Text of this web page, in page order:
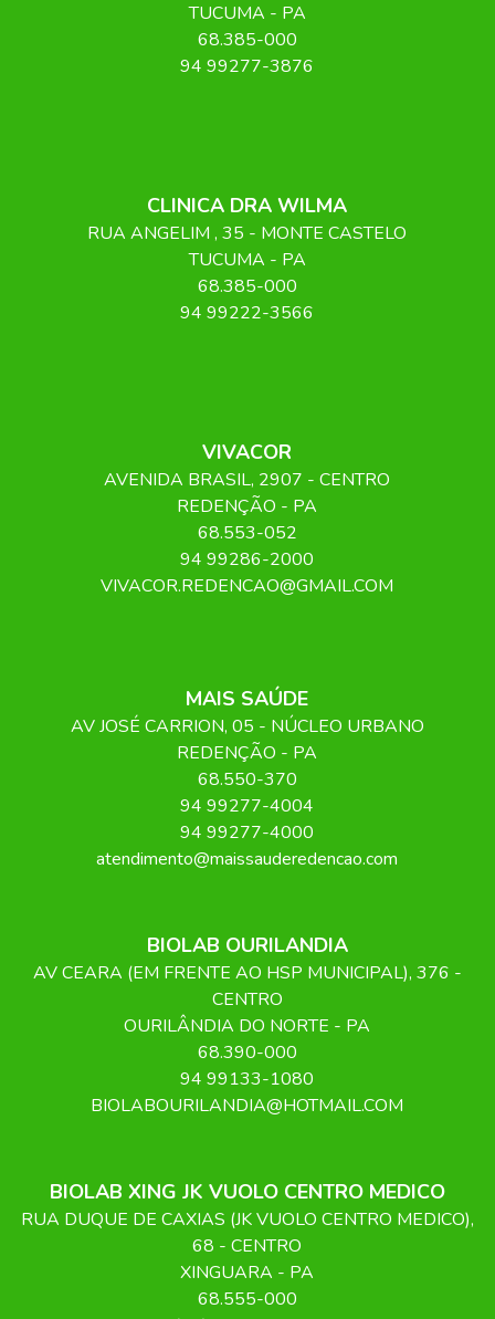
TUCUMA - PA
68.385-000
94 99277-3876
CLINICA DRA WILMA
RUA ANGELIM, 35 - MONTE CASTELO
TUCUMA - PA
68.385-000
94 99222-3566
VIVACOR
AVENIDA BRASIL, 2907 - CENTRO
REDENÇÃO - PA
68.553-052
94 99286-2000
VIVACOR.REDENCAO@GMAIL.COM
MAIS SAÚDE
AV JOSÉ CARRION, 05 - NÚCLEO URBANO
REDENÇÃO - PA
68.550-370
94 99277-4004
94 99277-4000
atendimento@maissauderedencao.com
BIOLAB OURILANDIA
AV CEARA (EM FRENTE AO HSP MUNICIPAL), 376 -
CENTRO
OURILÂNDIA DO NORTE - PA
68.390-000
94 99133-1080
BIOLABOURILANDIA@HOTMAIL.COM
BIOLAB XING JK VUOLO CENTRO MEDICO
RUA DUQUE DE CAXIAS (JK VUOLO CENTRO MEDICO),
68 - CENTRO
XINGUARA - PA
68.555-000